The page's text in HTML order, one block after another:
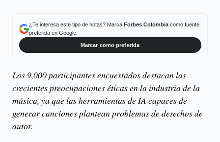
¿Te interesa este tipo de notas? Marca Forbes Colombiacomo fuente
preferida en Google.
Marcar como preferida
Los 9,000 participantes encuestados destacan las
crecientes preocupaciones éticas en la industria de la
música, ya que las herramientas de IA capaces de
generar canciones plantean problemas de derechos de
autor.